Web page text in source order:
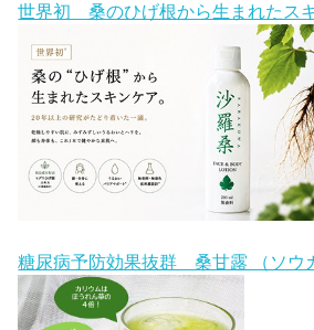
世界初 桑のひげ根から生まれたス
糖尿病予防効果抜群 桑甘露 （ソウ